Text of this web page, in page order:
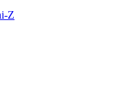
Z